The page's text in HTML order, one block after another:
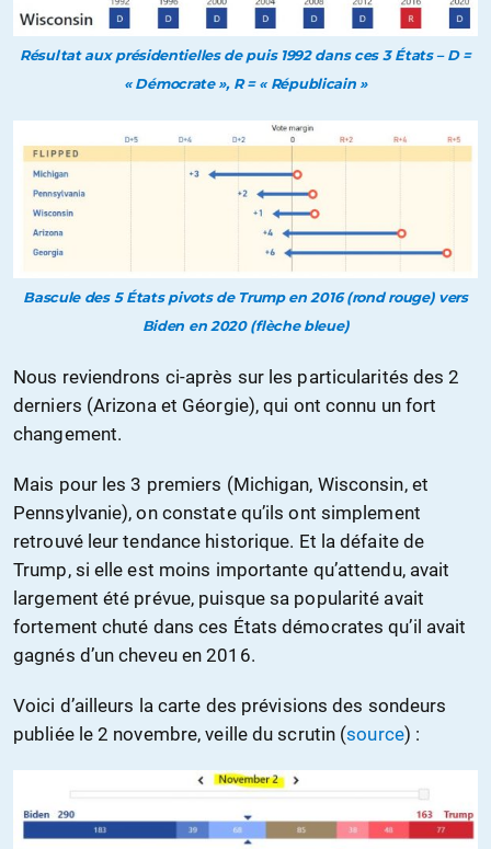
Résultat aux présidentielles de puis 1992 dans ces 3 États – D =
« Démocrate », R = « Républicain »
Bascule des 5 États pivots de Trump en 2016 (rond rouge) vers
Biden en 2020 (flèche bleue)
Nous reviendrons ci-après sur les particularités des 2
derniers (Arizona et Géorgie), qui ont connu un fort
changement.
Mais pour les 3 premiers (Michigan, Wisconsin, et
Pennsylvanie), on constate qu’ils ont simplement
retrouvé leur tendance historique. Et la défaite de
Trump, si elle est moins importante qu’attendu, avait
largement été prévue, puisque sa popularité avait
fortement chuté dans ces États démocrates qu’il avait
gagnés d’un cheveu en 2016.
Voici d’ailleurs la carte des prévisions des sondeurs
publiée le 2 novembre, veille du scrutin (source) :